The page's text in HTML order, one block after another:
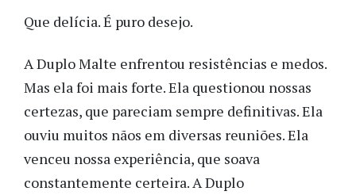
Que delícia. É puro desejo.
A Duplo Malte enfrentou resistências e medos.
Mas ela foi mais forte. Ela questionou nossas
certezas, que pareciam sempre definitivas. Ela
ouviu muitos nãos em diversas reuniões. Ela
venceu nossa experiência, que soava
constantemente certeira. A Duplo